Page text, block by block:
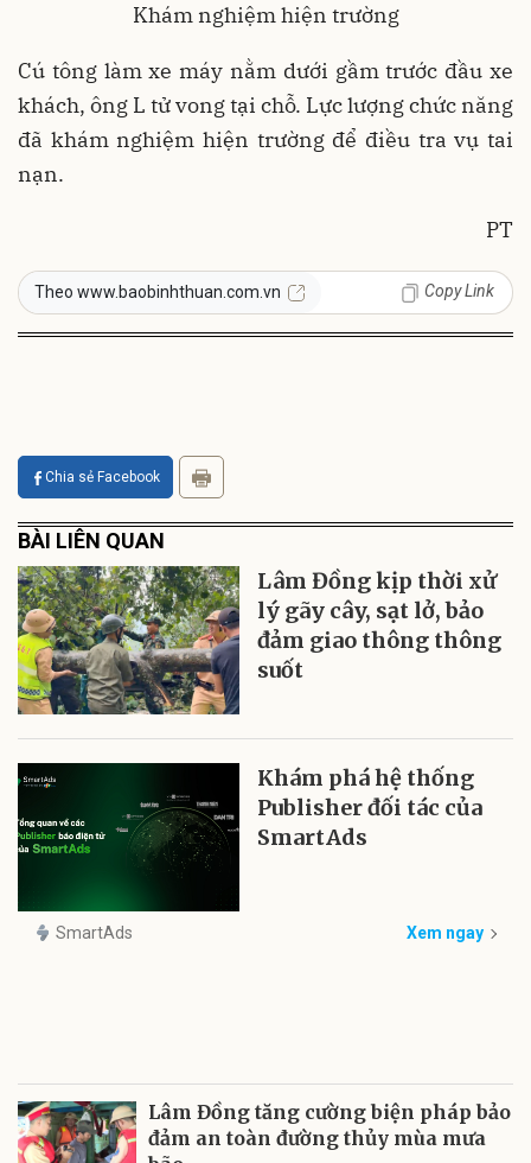
Khám nghiệm hiện trường
Cú tông làm xe máy nằm dưới gầm trước đầu xe
khách, ông L tử vong tại chỗ. Lực lượng chức năng
đã khám nghiệm hiện trường để điều tra vụ tai
nạn.
PT
Theo www.baobinhthuan.com.vn Copy Link
Chia sẻ Facebook
BÀI LIÊN QUAN
Lâm Đồng kịp thời xử
lý gãy cây, sạt lở, bảo
đảm giao thông thông
suốt
Khám phá hệ thống
Publisher đối tác của
SmartAds
SmartAds Xem ngay
Lâm Đồng tăng cường biện pháp bảo
đảm an toàn đường thủy mùa mưa